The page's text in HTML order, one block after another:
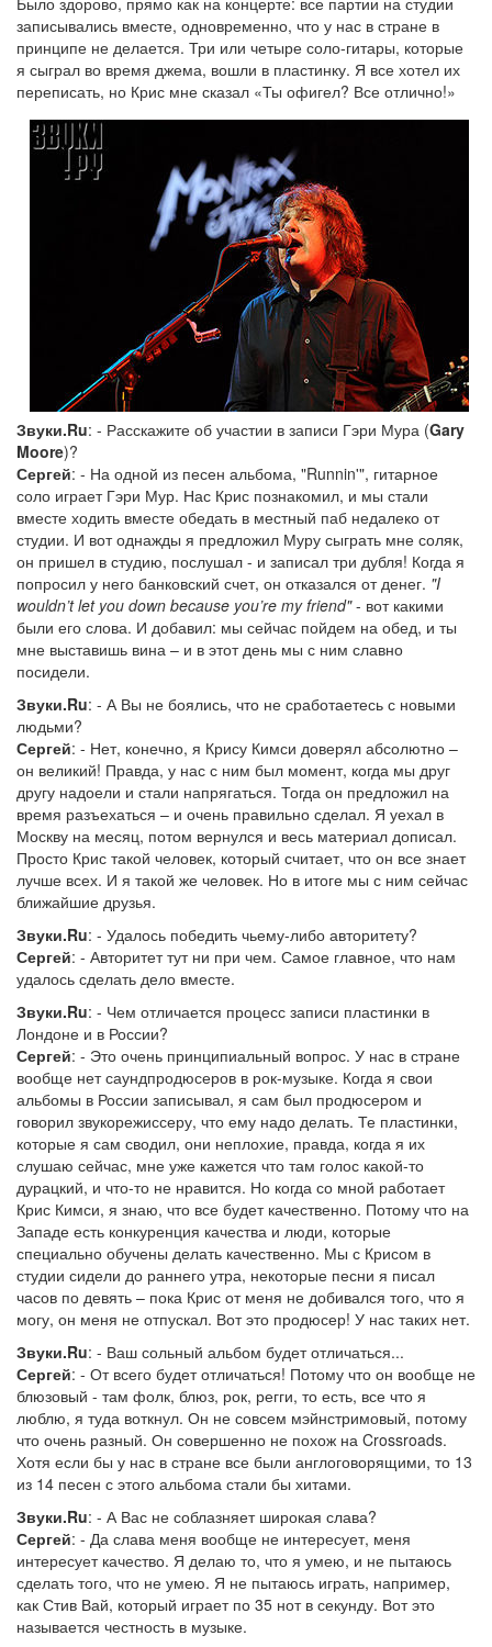
записывались вместе, одновременно, что у нас в стране в
принципе не делается. Три или четыре соло-гитары, которые
я сыграл во время джема, вошли в пластинку. Я все хотел их
переписать, но Крис мне сказал «Ты офигел? Все отлично!»
Звуки.Ru: - Расскажите об участии в записи Гэри Мура (Gary
Moore)?
Сергей: - На одной из песен альбома, "Runnin'", гитарное
соло играет Гэри Мур. Нас Крис познакомил, и мы стали
вместе ходить вместе обедать в местный паб недалеко от
студии. И вот однажды я предложил Муру сыграть мне соляк,
он пришел в студию, послушал - и записал три дубля! Когда я
попросил у него банковский счет, он отказался от денег. "I
wouldn’t let you down because you’re my friend"- вот какими
были его слова. И добавил: мы сейчас пойдем на обед, и ты
мне выставишь вина – и в этот день мы с ним славно
посидели.
Звуки.Ru: - А Вы не боялись, что не сработаетесь с новыми
людьми?
Сергей: - Нет, конечно, я Крису Кимси доверял абсолютно –
он великий! Правда, у нас с ним был момент, когда мы друг
другу надоели и стали напрягаться. Тогда он предложил на
время разъехаться – и очень правильно сделал. Я уехал в
Москву на месяц, потом вернулся и весь материал дописал.
Просто Крис такой человек, который считает, что он все знает
лучше всех. И я такой же человек. Но в итоге мы с ним сейчас
ближайшие друзья.
Звуки.Ru: - Удалось победить чьему-либо авторитету?
Сергей: - Авторитет тут ни при чем. Самое главное, что нам
удалось сделать дело вместе.
Звуки.Ru: - Чем отличается процесс записи пластинки в
Лондоне и в России?
Сергей: - Это очень принципиальный вопрос. У нас в стране
вообще нет саундпродюсеров в рок-музыке. Когда я свои
альбомы в России записывал, я сам был продюсером и
говорил звукорежиссеру, что ему надо делать. Те пластинки,
которые я сам сводил, они неплохие, правда, когда я их
слушаю сейчас, мне уже кажется что там голос какой-то
дурацкий, и что-то не нравится. Но когда со мной работает
Крис Кимси, я знаю, что все будет качественно. Потому что на
Западе есть конкуренция качества и люди, которые
специально обучены делать качественно. Мы с Крисом в
студии сидели до раннего утра, некоторые песни я писал
часов по девять – пока Крис от меня не добивался того, что я
могу, он меня не отпускал. Вот это продюсер! У нас таких нет.
Звуки.Ru: - Ваш сольный альбом будет отличаться...
Сергей: - От всего будет отличаться! Потому что он вообще не
блюзовый - там фолк, блюз, рок, регги, то есть, все что я
люблю, я туда воткнул. Он не совсем мэйнстримовый, потому
что очень разный. Он совершенно не похож на Crossroads.
Хотя если бы у нас в стране все были англоговорящими, то 13
из 14 песен с этого альбома стали бы хитами.
Звуки.Ru: - А Вас не соблазняет широкая слава?
Сергей: - Да слава меня вообще не интересует, меня
интересует качество. Я делаю то, что я умею, и не пытаюсь
сделать того, что не умею. Я не пытаюсь играть, например,
как Стив Вай, который играет по 35 нот в секунду. Вот это
называется честность в музыке.